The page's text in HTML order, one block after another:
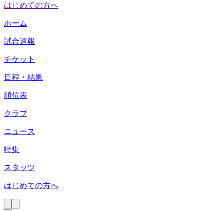
はじめての方へ
ホーム
試合速報
チケット
日程・結果
順位表
クラブ
ニュース
特集
スタッツ
はじめての方へ